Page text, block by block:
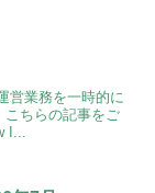
営業務を一時的に
こちらの記事をご
I...